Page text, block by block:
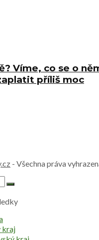
Víme, co se o
příliš moc
- Všechna práva
kraj